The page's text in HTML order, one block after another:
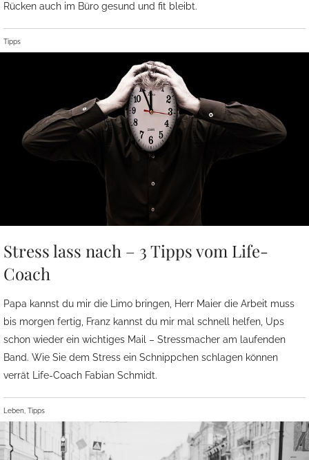
Rücken auch im Büro gesund und fit bleibt.
Tipps
Stress lass nach – 3 Tipps vom Life-
Coach
Papa kannst du mir die Limo bringen, Herr Maier die Arbeit muss
bis morgen fertig, Franz kannst du mir mal schnell helfen, Ups
schon wieder ein wichtiges Mail – Stressmacher am laufenden
Band. Wie Sie dem Stress ein Schnippchen schlagen können
verrät Life-Coach Fabian Schmidt.
Leben, Tipps